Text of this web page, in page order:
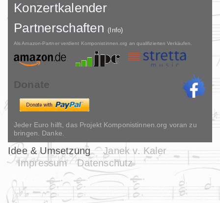
Konzertkalender
Partnerschaften(Info)
Als Amazon-Partner verdient Komponistinnen.org an qualifizierten Verkäufen.
Donate
Jeder Euro hilft, das Projekt Komponistinnen.org voran zu
bringen. Danke.
Idee & Umsetzung
Janek v. Kaler
Impressum
Datenschutz